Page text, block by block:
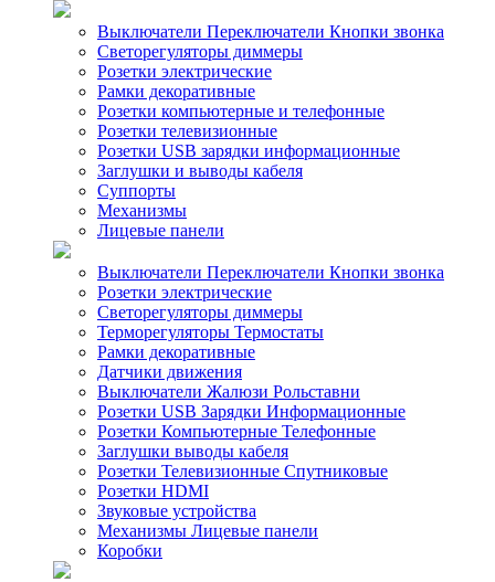
Выключатели Переключатели Кнопки звонка
Светорегуляторы диммеры
Розетки электрические
Рамки декоративные
Розетки компьютерные и телефонные
Розетки телевизионные
Розетки USB зарядки информационные
Заглушки и выводы кабеля
Суппорты
Механизмы
Лицевые панели
Выключатели Переключатели Кнопки звонка
Розетки электрические
Светорегуляторы диммеры
Терморегуляторы Термостаты
Рамки декоративные
Датчики движения
Выключатели Жалюзи Рольставни
Розетки USB Зарядки Информационные
Розетки Компьютерные Телефонные
Заглушки выводы кабеля
Розетки Телевизионные Спутниковые
Розетки HDMI
Звуковые устройства
Механизмы Лицевые панели
Коробки